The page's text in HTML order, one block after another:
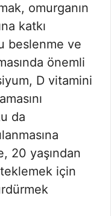
omurganın
katkı
beslenme ve
önemli
D vitamini
da
20 yaşından
için